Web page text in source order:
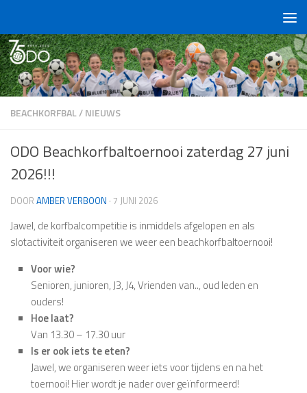
BEACHKORFBAL/NIEUWS
ODO Beachkorfbaltoernooi zaterdag 27 juni
2026!!!
DOOR AMBER VERBOON · 7 JUNI 2026
Jawel, de korfbalcompetitie is inmiddels afgelopen en als
slotactiviteit organiseren we weer een beachkorfbaltoernooi!
Voor wie?
Senioren, junioren, J3, J4, Vrienden van.., oud leden en
ouders!
Hoe laat?
Van 13.30 – 17.30 uur
Is er ook iets te eten?
Jawel, we organiseren weer iets voor tijdens en na het
toernooi! Hier wordt je nader over geïnformeerd!